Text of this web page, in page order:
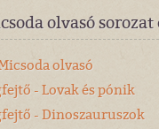
olvasó
olvasó
- Lovak és pónik
- Dinoszauruszok